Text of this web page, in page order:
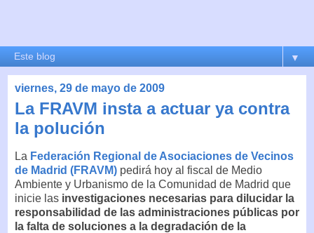
▼
viernes, 29 de mayo de 2009
La FRAVM insta a actuar ya contra
la polución
La Federación Regional de Asociaciones de Vecinos
de Madrid (FRAVM) pedirá hoy al fiscal de Medio
Ambiente y Urbanismo de la Comunidad de Madrid que
inicie las investigaciones necesarias para dilucidar la
responsabilidad de las administraciones públicas por
la falta de soluciones a la degradación de la